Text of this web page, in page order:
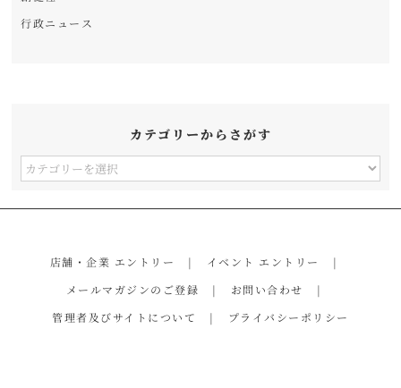
行政ニュース
カテゴリーからさがす
カ
店舗・企業 エントリー
イベント エントリー
メールマガジンのご登録
お問い合わせ
管理者及びサイトについて
プライバシーポリシー